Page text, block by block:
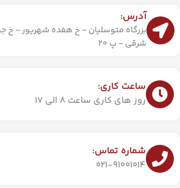
آدرس:
بزرگاه متوسلیان - خ هفده شهریور -
شرقی - پ 20
ساعت کاری:
روز های کاری ساعت 8 الی 17
شماره تماس:
021-91001014